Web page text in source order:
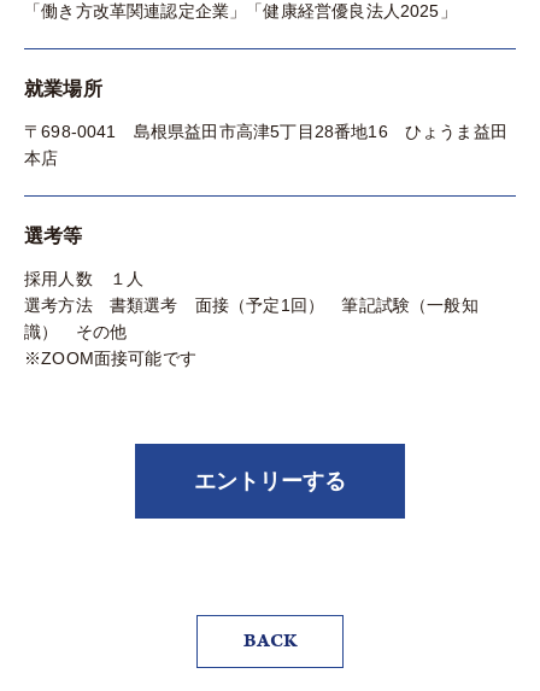
「働き方改革関連認定企業」「健康経営優良法人2025」
就業場所
〒698-0041 島根県益田市高津5丁目28番地16 ひょうま益田
本店
選考等
採用人数 １人
選考方法 書類選考 面接（予定1回） 筆記試験（一般知
識） その他
※ZOOM面接可能です
エントリーする
BACK